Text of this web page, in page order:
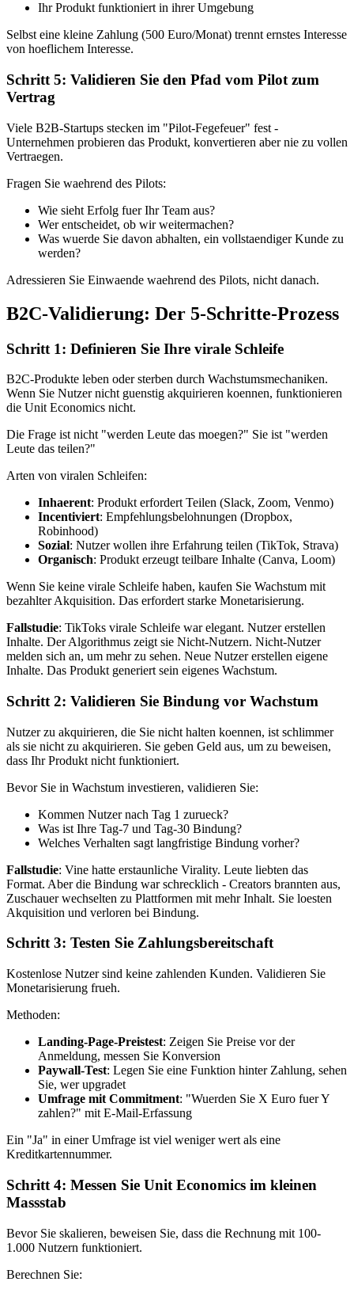
Ihr Produkt funktioniert in ihrer Umgebung
Selbst eine kleine Zahlung (500 Euro/Monat) trennt ernstes Interesse
von hoeflichem Interesse.
Schritt 5: Validieren Sie den Pfad vom Pilot zum
Vertrag
Viele B2B-Startups stecken im "Pilot-Fegefeuer" fest -
Unternehmen probieren das Produkt, konvertieren aber nie zu vollen
Vertraegen.
Fragen Sie waehrend des Pilots:
Wie sieht Erfolg fuer Ihr Team aus?
Wer entscheidet, ob wir weitermachen?
Was wuerde Sie davon abhalten, ein vollstaendiger Kunde zu
werden?
Adressieren Sie Einwaende waehrend des Pilots, nicht danach.
B2C-Validierung: Der 5-Schritte-Prozess
Schritt 1: Definieren Sie Ihre virale Schleife
B2C-Produkte leben oder sterben durch Wachstumsmechaniken.
Wenn Sie Nutzer nicht guenstig akquirieren koennen, funktionieren
die Unit Economics nicht.
Die Frage ist nicht "werden Leute das moegen?" Sie ist "werden
Leute das teilen?"
Arten von viralen Schleifen:
Inhaerent: Produkt erfordert Teilen (Slack, Zoom, Venmo)
Incentiviert: Empfehlungsbelohnungen (Dropbox,
Robinhood)
Sozial: Nutzer wollen ihre Erfahrung teilen (TikTok, Strava)
Organisch: Produkt erzeugt teilbare Inhalte (Canva, Loom)
Wenn Sie keine virale Schleife haben, kaufen Sie Wachstum mit
bezahlter Akquisition. Das erfordert starke Monetarisierung.
Fallstudie: TikToks virale Schleife war elegant. Nutzer erstellen
Inhalte. Der Algorithmus zeigt sie Nicht-Nutzern. Nicht-Nutzer
melden sich an, um mehr zu sehen. Neue Nutzer erstellen eigene
Inhalte. Das Produkt generiert sein eigenes Wachstum.
Schritt 2: Validieren Sie Bindung vor Wachstum
Nutzer zu akquirieren, die Sie nicht halten koennen, ist schlimmer
als sie nicht zu akquirieren. Sie geben Geld aus, um zu beweisen,
dass Ihr Produkt nicht funktioniert.
Bevor Sie in Wachstum investieren, validieren Sie:
Kommen Nutzer nach Tag 1 zurueck?
Was ist Ihre Tag-7 und Tag-30 Bindung?
Welches Verhalten sagt langfristige Bindung vorher?
Fallstudie: Vine hatte erstaunliche Virality. Leute liebten das
Format. Aber die Bindung war schrecklich - Creators brannten aus,
Zuschauer wechselten zu Plattformen mit mehr Inhalt. Sie loesten
Akquisition und verloren bei Bindung.
Schritt 3: Testen Sie Zahlungsbereitschaft
Kostenlose Nutzer sind keine zahlenden Kunden. Validieren Sie
Monetarisierung frueh.
Methoden:
Landing-Page-Preistest: Zeigen Sie Preise vor der
Anmeldung, messen Sie Konversion
Paywall-Test: Legen Sie eine Funktion hinter Zahlung, sehen
Sie, wer upgradet
Umfrage mit Commitment: "Wuerden Sie X Euro fuer Y
zahlen?" mit E-Mail-Erfassung
Ein "Ja" in einer Umfrage ist viel weniger wert als eine
Kreditkartennummer.
Schritt 4: Messen Sie Unit Economics im kleinen
Massstab
Bevor Sie skalieren, beweisen Sie, dass die Rechnung mit 100-
1.000 Nutzern funktioniert.
Berechnen Sie: